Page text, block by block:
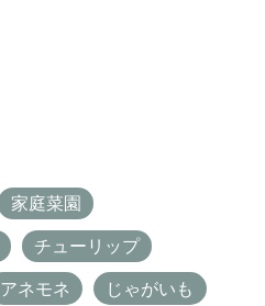
家庭菜園
チューリップ
アネモネ じゃがいも